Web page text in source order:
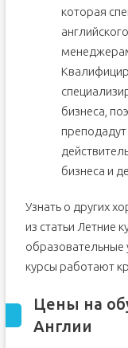
которая
бизнеса,
бизнеса и
Узнать о других
из статьи Летние
курсы работают
Цены на
Англии